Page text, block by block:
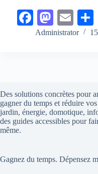
Fa
ce
M
as
E
m
Administrator
Des solutions concrètes pour
gagner du temps et réduire
jardin, énergie, domotique,
des guides accessibles pour
même.
Gagnez du temps. Dépensez